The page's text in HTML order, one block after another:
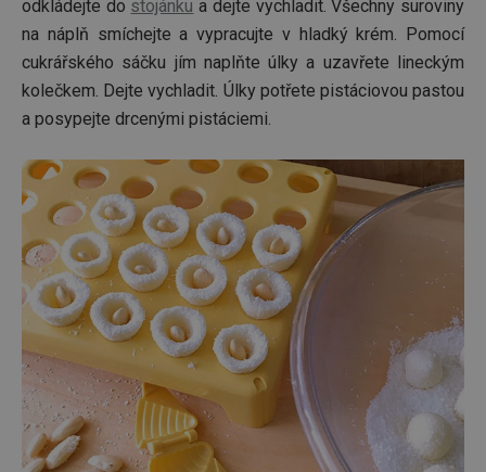
odkládejte do stojánku a dejte vychladit. Všechny suroviny
na náplň smíchejte a vypracujte v hladký krém. Pomocí
cukrářského sáčku jím naplňte úlky a uzavřete lineckým
kolečkem. Dejte vychladit. Úlky potřete pistáciovou pastou
a posypejte drcenými pistáciemi.